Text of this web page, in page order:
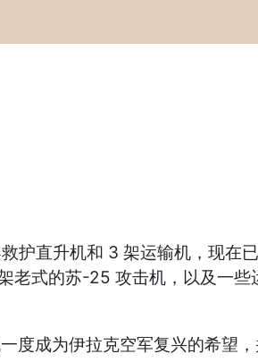
护直升机和 3 架运输机，现在
式的苏-25 攻击机，以及一些
成为伊拉克空军复兴的希望，